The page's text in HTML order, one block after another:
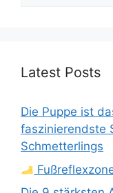
Latest Posts
Die Puppe ist
faszinierendste
Schmetterlings